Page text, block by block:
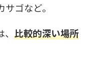
ゴなど。
比較的深い場所